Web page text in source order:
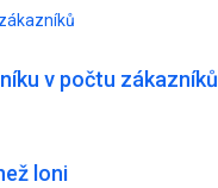
v počtu zákazníků
loni